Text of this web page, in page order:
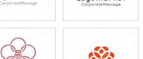
49,800円
(税込54,780円)
49,800円
(税込54,780円)